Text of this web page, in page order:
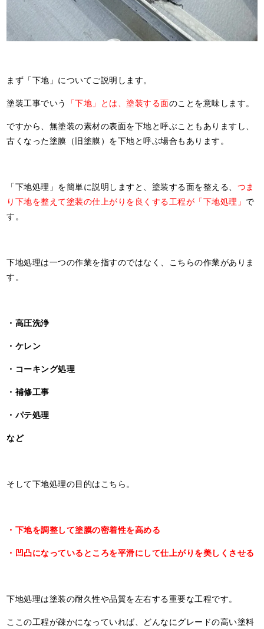
まず「下地」についてご説明します。
塗装工事でいう 「下地」とは、塗装する面のことを意味します。
ですから、無塗装の素材の表面を下地と呼ぶこともありますし、
古くなった塗膜（旧塗膜）を下地と呼ぶ場合もあります。
「下地処理」を簡単に説明しますと、塗装する面を整える、 つま
り下地を整えて塗装の仕上がりを良くする工程が「下地処理」 で
す。
下地処理は一つの作業を指すのではなく、こちらの作業がありま
す。
・高圧洗浄
・ケレン
・コーキング処理
・補修工事
・パテ処理
など
そして下地処理の目的はこちら。
・下地を調整して塗膜の密着性を高める
・凹凸になっているところを平滑にして仕上がりを美しくさせる
下地処理は塗装の耐久性や品質を左右する重要な工程です。
ここの工程が疎かになっていれば、どんなにグレードの高い塗料